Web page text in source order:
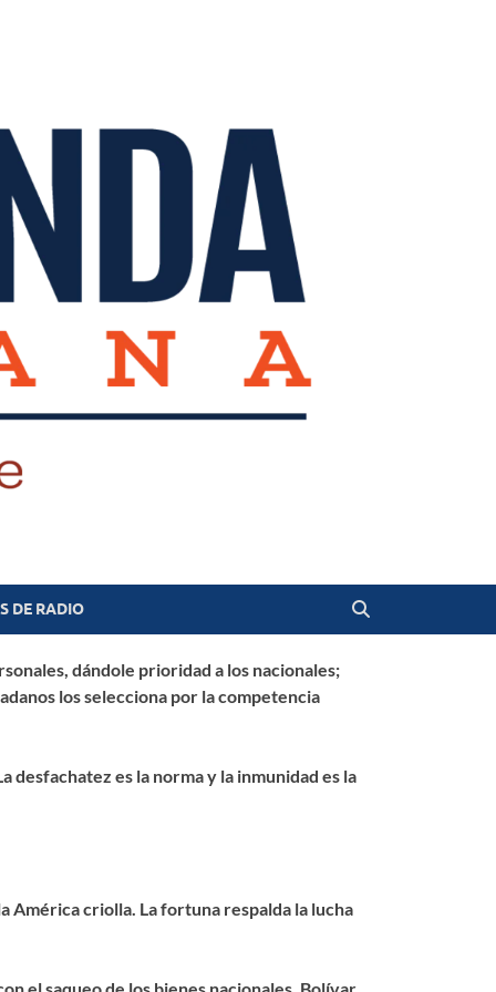
DE RADIO
dándole prioridad a los nacionales;
los selecciona por la competencia
es la norma y la inmunidad es la
América criolla. La fortuna respalda la lucha